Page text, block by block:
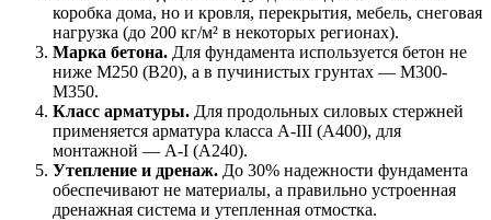
коробка дома, но и кровля, перекрытия, мебель, снеговая
нагрузка (до 200 кг/м² в некоторых регионах).
Марка бетона. Для фундамента используется бетон не
ниже М250 (В20), а в пучинистых грунтах — М300-
М350.
Класс арматуры. Для продольных силовых стержней
применяется арматура класса А-III (А400), для
монтажной — А-I (А240).
Утепление и дренаж. До 30% надежности фундамента
обеспечивают не материалы, а правильно устроенная
дренажная система и утепленная отмостка.